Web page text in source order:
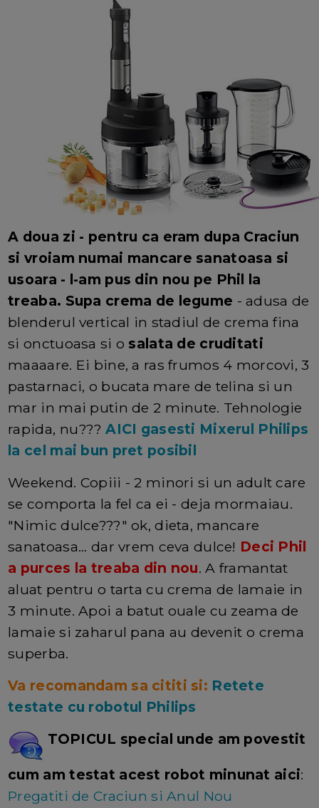
A doua zi - pentru ca eram dupa Craciun
si vroiam numai mancare sanatoasa si
usoara - l-am pus din nou pe Phil la
treaba. Supa crema de legume - adusa de
blenderul vertical in stadiul de crema fina
si onctuoasa si o salata de cruditati
maaaare. Ei bine, a ras frumos 4 morcovi, 3
pastarnaci, o bucata mare de telina si un
mar in mai putin de 2 minute. Tehnologie
rapida, nu???AICI gasesti Mixerul Philips
la cel mai bun pret posibil
Weekend. Copiii - 2 minori si un adult care
se comporta la fel ca ei - deja mormaiau.
"Nimic dulce???" ok, dieta, mancare
sanatoasa... dar vrem ceva dulce! Deci Phil
a purces la treaba din nou. A framantat
aluat pentru o tarta cu crema de lamaie in
3 minute. Apoi a batut ouale cu zeama de
lamaie si zaharul pana au devenit o crema
superba.
Va recomandam sa cititi si: Retete
testate cu robotul Philips
TOPICUL special unde am povestit
cum am testat acest robot minunat aici:
Pregatiti de Craciun si Anul Nou